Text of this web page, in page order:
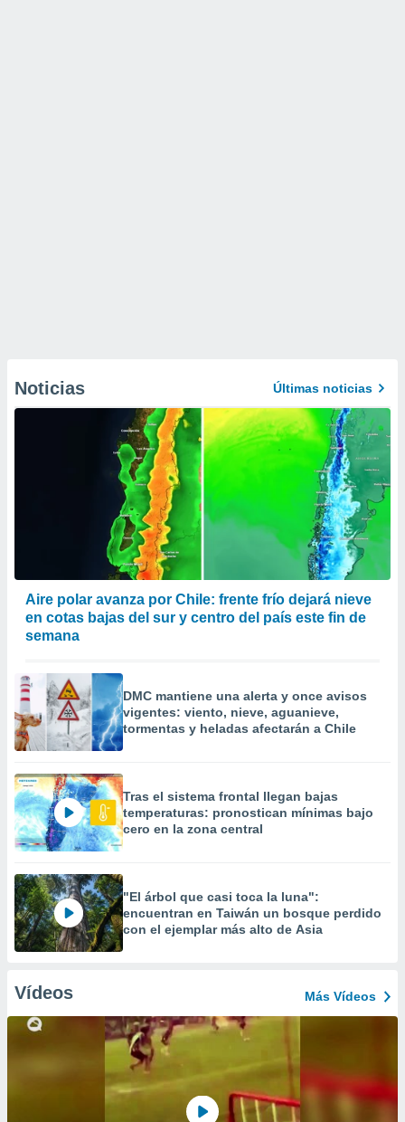
Noticias Últimas noticias
Aire polar avanza por Chile: frente frío dejará nieve
en cotas bajas del sur y centro del país este fin de
semana
DMC mantiene una alerta y once avisos
vigentes: viento, nieve, aguanieve,
tormentas y heladas afectarán a Chile
Tras el sistema frontal llegan bajas
temperaturas: pronostican mínimas bajo
cero en la zona central
"El árbol que casi toca la luna":
encuentran en Taiwán un bosque perdido
con el ejemplar más alto de Asia
Vídeos Más Vídeos